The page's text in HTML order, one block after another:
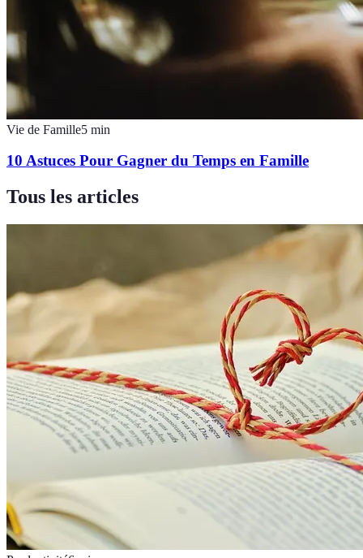
Vie de Famille5 min
10 Astuces Pour Gagner du Temps en Famille
Tous les articles